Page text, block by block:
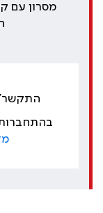
מסרון עם
התקשר/